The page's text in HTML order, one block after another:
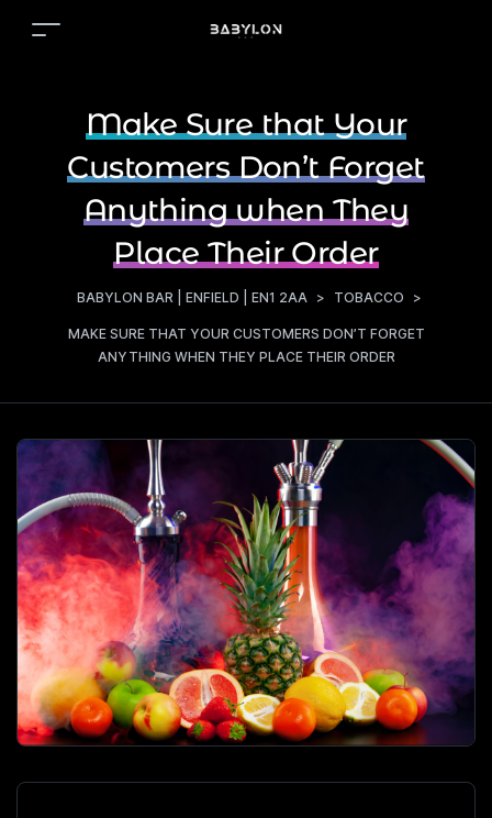
Make Sure that Your
Customers Don’t Forget
Anything when They
Place Their Order
BABYLON BAR | ENFIELD | EN1 2AA > TOBACCO >
MAKE SURE THAT YOUR CUSTOMERS DON’T FORGET
ANYTHING WHEN THEY PLACE THEIR ORDER